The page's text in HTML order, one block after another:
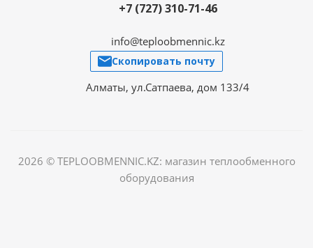
+7 (727) 310-71-46
info@teploobmennic.kz
Скопировать почту
Алматы, ул.Сатпаева, дом 133/4
2026 © TEPLOOBMENNIC.KZ: магазин теплообменного
оборудования